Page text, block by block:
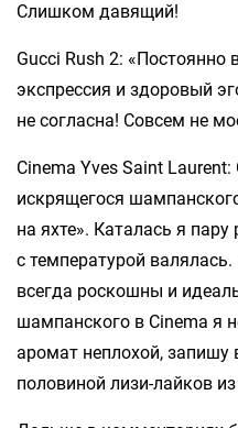
Слишком давящий!
Gucci Rush 2: «Постоянно
экспрессия и здоровый
не согласна! Совсем не
Cinema Yves Saint
искрящегося
на яхте». Каталась я
с температурой
всегда роскошны и
шампанского в Cinema я
аромат неплохой, запишу
половиной лизи-лайков